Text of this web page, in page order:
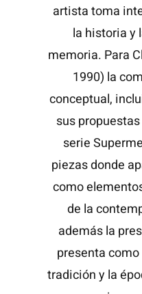
artista toma
la historia y
memoria. Para
1990) la
conceptual,
sus
serie
piezas donde
como
de la
además la
presenta
tradición y la